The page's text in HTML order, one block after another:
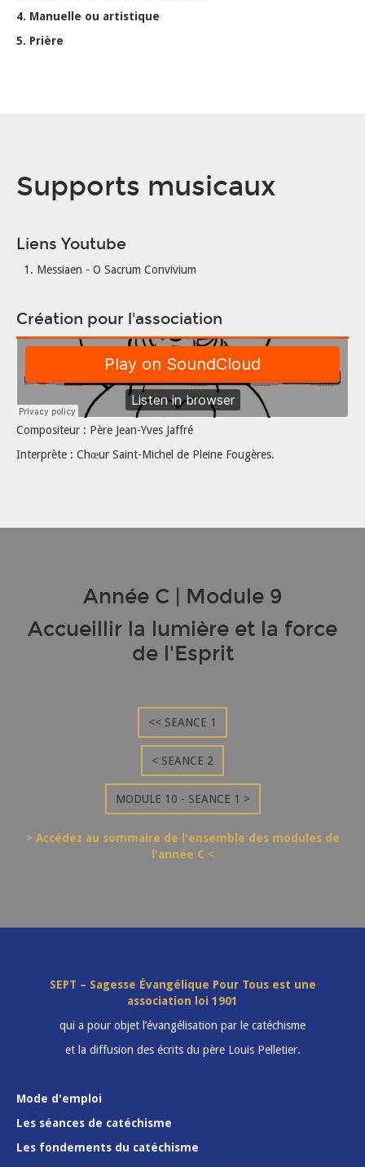
4. Manuelle ou artistique
5. Prière
Supports musicaux
Liens Youtube
Messiaen - O Sacrum Convivium
Création pour l'association
Compositeur : Père Jean-Yves Jaffré
Interprète : Chœur Saint-Michel de Pleine Fougères.
Année C | Module 9
Accueillir la lumière et la force
de l'Esprit
<< SEANCE 1
< SEANCE 2
MODULE 10 - SEANCE 1 >
> Accédez au sommaire de l'ensemble des modules de
l'année C <
SEPT – Sagesse Évangélique Pour Tous est une
association loi 1901
qui a pour objet l’évangélisation par le catéchisme
et la diffusion des écrits du père Louis Pelletier.
Mode d'emploi
Les séances de catéchisme
Les fondements du catéchisme